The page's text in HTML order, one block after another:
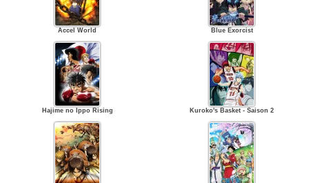
Accel World Blue Exorcist
Hajime no Ippo Rising Kuroko's Basket - Saison 2